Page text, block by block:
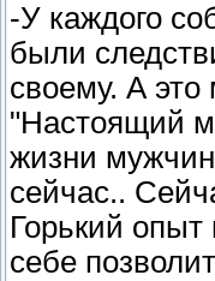
-У каждого
были
своему. А это
"Настоящий
жизни
сейчас..
Горький
себе